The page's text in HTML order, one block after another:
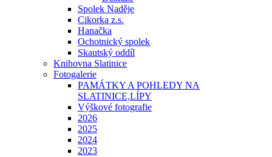
Spolek Naděje
Cikorka z.s.
Hanačka
Ochotnický spolek
Skautský oddíl
Knihovna Slatinice
Fotogalerie
PAMÁTKY A POHLEDY NA
SLATINICE,LÍPY
Výškové fotografie
2026
2025
2024
2023